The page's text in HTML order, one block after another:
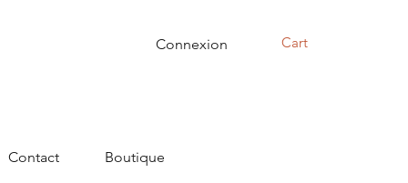
Cart
Connexion
Contact Boutique